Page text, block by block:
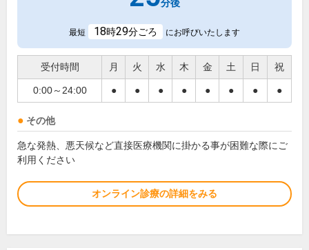
分後
最短 18時29分ごろ にお呼びいたします
受付時間 月 火 水 木 金 土 日 祝
0:00～24:00 ● ● ● ● ● ● ● ●
その他
急な発熱、悪天候など直接医療機関に掛かる事が困難な際にご
利用ください
オンライン診療の詳細をみる